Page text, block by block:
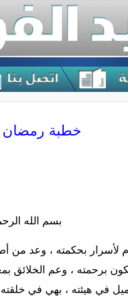
خطبة رمضان
بسم الله
بحكمته ، وعد من
برحمته ، وعم الخلائق
في هيئته ، بهي في